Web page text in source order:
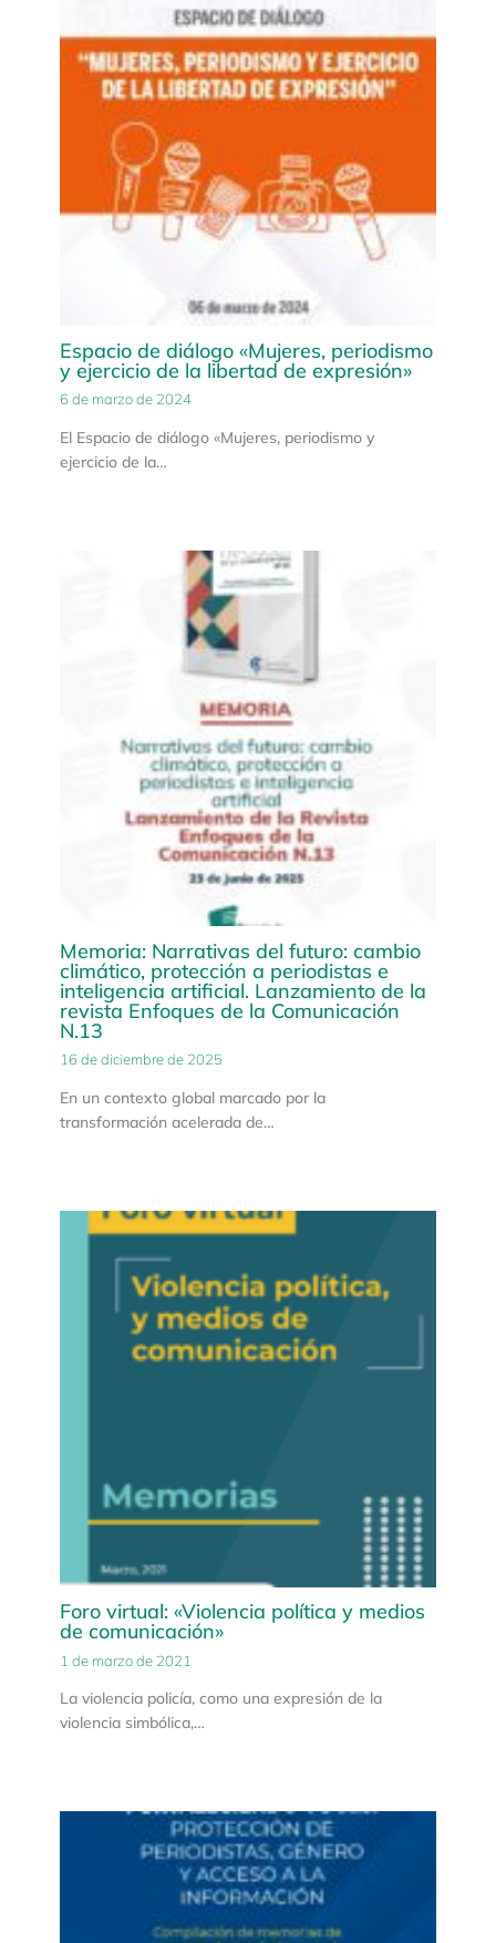
Espacio de diálogo «Mujeres, periodismo
y ejercicio de la libertad de expresión»
6 de marzo de 2024
El Espacio de diálogo «Mujeres, periodismo y
ejercicio de la…
Memoria: Narrativas del futuro: cambio
climático, protección a periodistas e
inteligencia artificial. Lanzamiento de la
revista Enfoques de la Comunicación
N.13
16 de diciembre de 2025
En un contexto global marcado por la
transformación acelerada de…
Foro virtual: «Violencia política y medios
de comunicación»
1 de marzo de 2021
La violencia policía, como una expresión de la
violencia simbólica,…